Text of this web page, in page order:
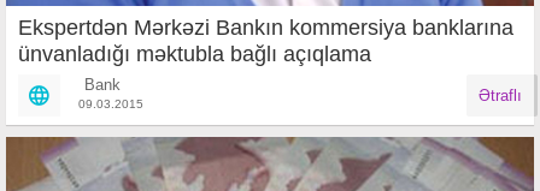
Ekspertdən Mərkəzi Bankın kommersiya banklarına
ünvanladığı məktubla bağlı açıqlama
Bank
09.03.2015 Ətraflı